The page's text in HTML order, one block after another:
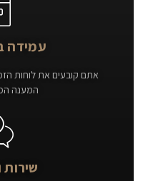
עמידה
אתם קובעים את לוחות
המענה
שירות